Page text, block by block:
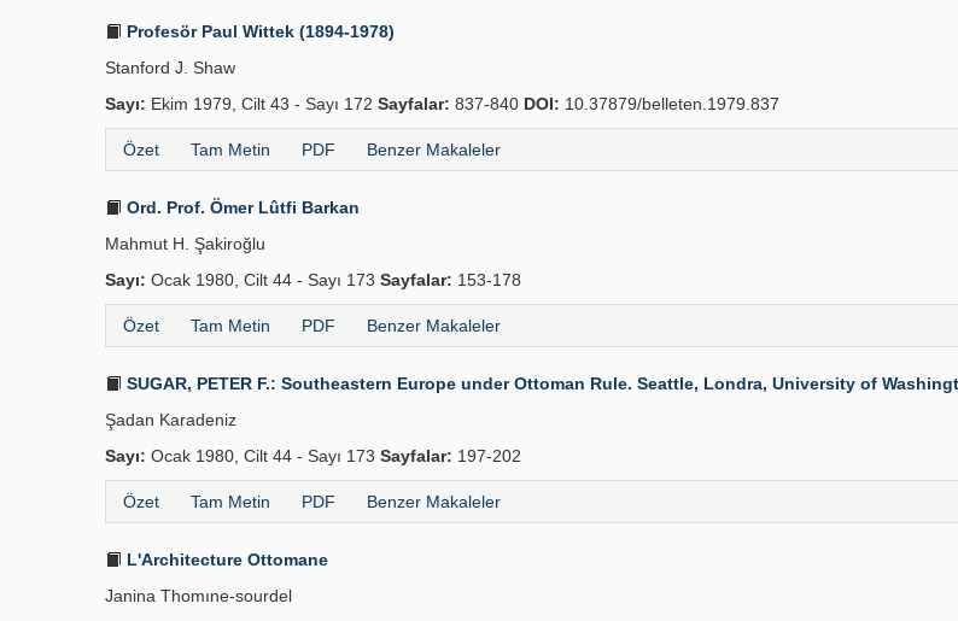
Profesör Paul Wittek (1894-1978)
Stanford J. Shaw
Sayı: Ekim 1979, Cilt 43 - Sayı 172 Sayfalar: 837-840 DOI: 10.37879/belleten.1979.837
Özet Tam Metin PDF Benzer Makaleler
Ord. Prof. Ömer Lûtfi Barkan
Mahmut H. Şakiroğlu
Sayı: Ocak 1980, Cilt 44 - Sayı 173 Sayfalar: 153-178
Özet Tam Metin PDF Benzer Makaleler
SUGAR, PETER F.: Southeastern Europe under Ottoman Rule. Seattle, Londra, University of
Şadan Karadeniz
Sayı: Ocak 1980, Cilt 44 - Sayı 173 Sayfalar: 197-202
Özet Tam Metin PDF Benzer Makaleler
L'Architecture Ottomane
Janina Thomıne-sourdel